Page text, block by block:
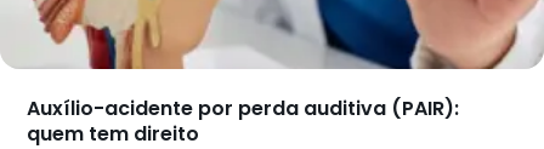
Auxílio-acidente por perda auditiva (PAIR):
quem tem direito